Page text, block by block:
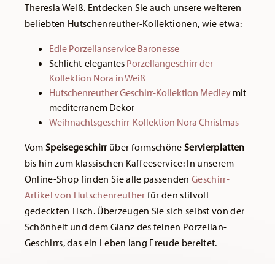
Theresia Weiß. Entdecken Sie auch unsere weiteren
beliebten Hutschenreuther-Kollektionen, wie etwa:
Edle Porzellanservice Baronesse
Schlicht-elegantes Porzellangeschirr der
Kollektion Nora in Weiß
Hutschenreuther Geschirr-Kollektion Medleymit
mediterranem Dekor
Weihnachtsgeschirr-Kollektion Nora Christmas
VomSpeisegeschirr über formschöneServierplatten
bis hin zum klassischen Kaffeeservice: In unserem
Online-Shop finden Sie alle passenden Geschirr-
Artikel von Hutschenreuther für den stilvoll
gedeckten Tisch. Überzeugen Sie sich selbst von der
Schönheit und dem Glanz des feinen Porzellan-
Geschirrs, das ein Leben lang Freude bereitet.